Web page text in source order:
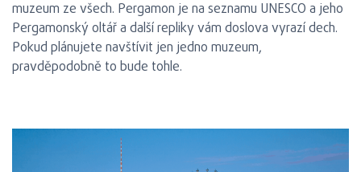
muzeum ze všech. Pergamon je na seznamu UNESCO a jeho
Pergamonský oltář a další repliky vám doslova vyrazí dech.
Pokud plánujete navštívit jen jedno muzeum,
pravděpodobně to bude tohle.